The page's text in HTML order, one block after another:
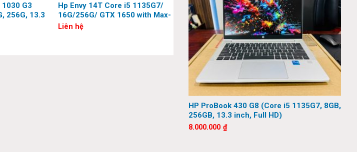
G3
256G, 13.3
Hp Envy 14T Core i5 1135G7/
16G/256G/ GTX 1650 with Max-
Q Design
Liên hệ
HP ProBook 430 G8 (Core i5 1135G7, 8GB,
256GB, 13.3 inch, Full HD)
8.000.000 ₫